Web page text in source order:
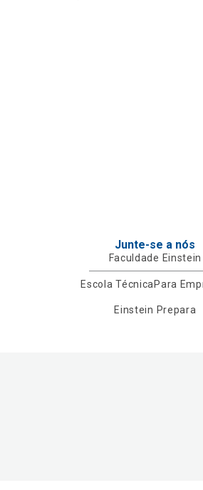
Junte-se a nós
Faculdade Einstein
Escola Técnica Para
Einstein Prepara